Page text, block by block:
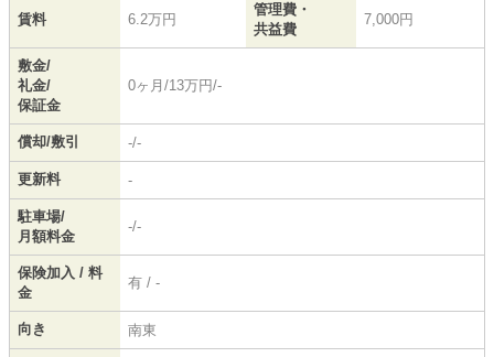
賃料 6.2万円
管理費・
共益費
7,000円
敷金/
礼金/
保証金
0ヶ月/13万円/-
償却/敷引 -/-
更新料 -
駐車場/
月額料金
-/-
保険加入 / 料
金
有 / -
向き 南東